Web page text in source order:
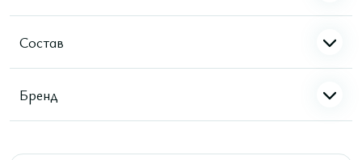
Состав
Бренд